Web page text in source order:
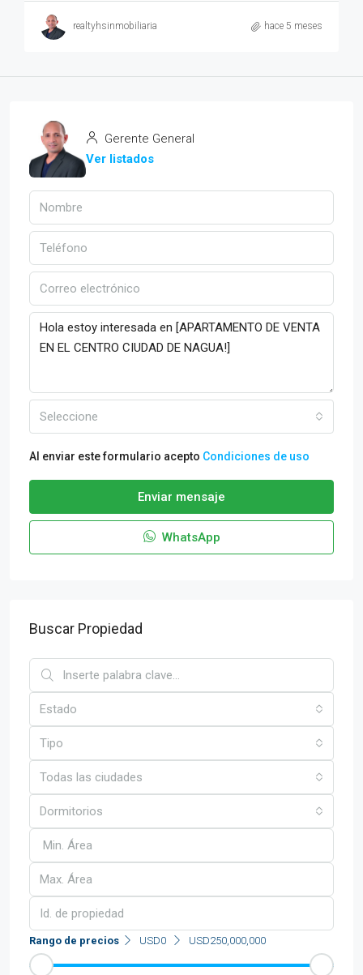
realtyhsinmobiliaria hace 5 meses
Gerente General
Ver listados
Seleccione
Al enviar este formulario acepto Condiciones de uso
Enviar mensaje
WhatsApp
Buscar Propiedad
Estado
Tipo
Todas las ciudades
Dormitorios
Rango de precios USD0 USD250,000,000